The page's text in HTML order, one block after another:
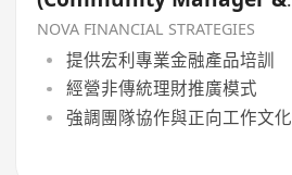
Financial Career)
NOVA FINANCIAL STRATEGIES
提供宏利專業金融產品培訓
經營非傳統理財推廣模式
強調團隊協作與正向工作文化